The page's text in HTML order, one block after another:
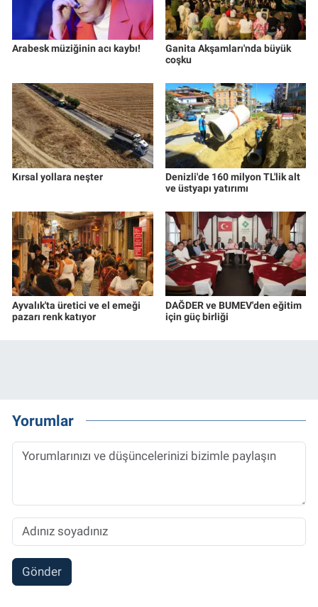
Arabesk müziğinin acı kaybı!
Ganita Akşamları'nda büyük
coşku
Kırsal yollara neşter
Denizli'de 160 milyon TL'lik alt
ve üstyapı yatırımı
Ayvalık'ta üretici ve el emeği
pazarı renk katıyor
DAĞDER ve BUMEV'den eğitim
için güç birliği
Yorumlar
Gönder